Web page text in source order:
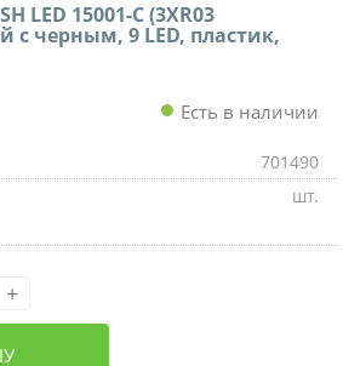
LED 15001-С (3XR03
с черным, 9 LED, пластик,
Есть в наличии
701490
шт.
+